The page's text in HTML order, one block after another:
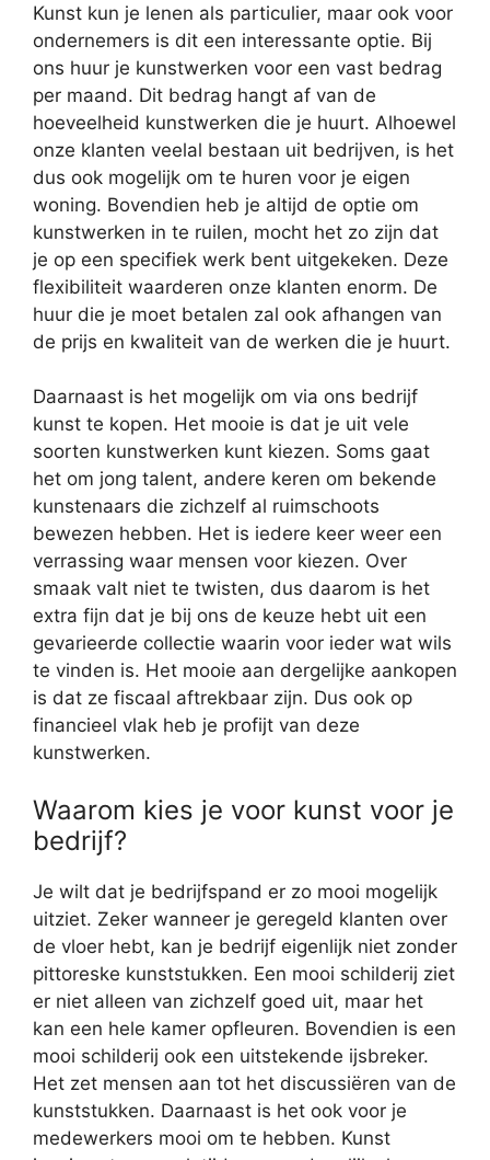
Kunst kun je lenen als particulier, maar ook voor
ondernemers is dit een interessante optie. Bij
ons huur je kunstwerken voor een vast bedrag
per maand. Dit bedrag hangt af van de
hoeveelheid kunstwerken die je huurt. Alhoewel
onze klanten veelal bestaan uit bedrijven, is het
dus ook mogelijk om te huren voor je eigen
woning. Bovendien heb je altijd de optie om
kunstwerken in te ruilen, mocht het zo zijn dat
je op een specifiek werk bent uitgekeken. Deze
flexibiliteit waarderen onze klanten enorm. De
huur die je moet betalen zal ook afhangen van
de prijs en kwaliteit van de werken die je huurt.
Daarnaast is het mogelijk om via ons bedrijf
kunst te kopen. Het mooie is dat je uit vele
soorten kunstwerken kunt kiezen. Soms gaat
het om jong talent, andere keren om bekende
kunstenaars die zichzelf al ruimschoots
bewezen hebben. Het is iedere keer weer een
verrassing waar mensen voor kiezen. Over
smaak valt niet te twisten, dus daarom is het
extra fijn dat je bij ons de keuze hebt uit een
gevarieerde collectie waarin voor ieder wat wils
te vinden is. Het mooie aan dergelijke aankopen
is dat ze fiscaal aftrekbaar zijn. Dus ook op
financieel vlak heb je profijt van deze
kunstwerken.
Waarom kies je voor kunst voor je
bedrijf?
Je wilt dat je bedrijfspand er zo mooi mogelijk
uitziet. Zeker wanneer je geregeld klanten over
de vloer hebt, kan je bedrijf eigenlijk niet zonder
pittoreske kunststukken. Een mooi schilderij ziet
er niet alleen van zichzelf goed uit, maar het
kan een hele kamer opfleuren. Bovendien is een
mooi schilderij ook een uitstekende ijsbreker.
Het zet mensen aan tot het discussiëren van de
kunststukken. Daarnaast is het ook voor je
medewerkers mooi om te hebben. Kunst